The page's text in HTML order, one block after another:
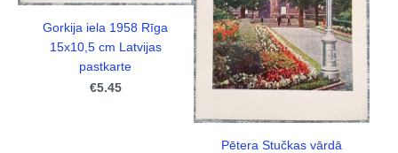
Gorkija iela 1958 Rīga
15x10,5 cm Latvijas
pastkarte
€5.45
Pētera Stučkas vārdā